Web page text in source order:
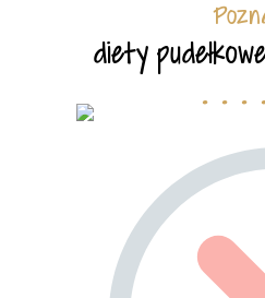
diety
. . .